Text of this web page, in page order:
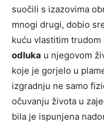
suočili s izazovima
mnogi drugi, dobio
kuću vlastitim trudom
odluka u njegovom
koje je gorjelo u
izgradnju ne samo
očuvanju života u
bila je ispunjena